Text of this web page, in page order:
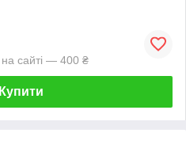
сайті — 400 ₴
Купити